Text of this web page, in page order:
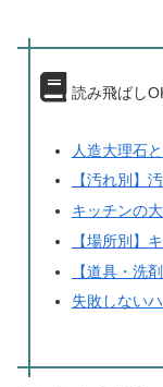
読み飛ばし
人造大理石
【汚れ別】
キッチンの
【場所別】
【道具・洗
失敗しない